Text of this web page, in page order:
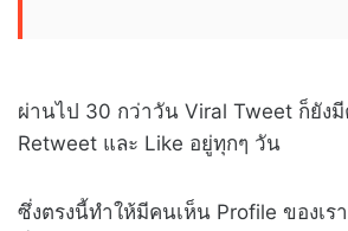
ผ่านไป 30 กว่าวัน Viral Tweet ก็ยัง
Retweet และ Like อยู่ทุกๆ วัน
ซึ่งตรงนี้ทำให้มีคนเห็น Profile ของเร